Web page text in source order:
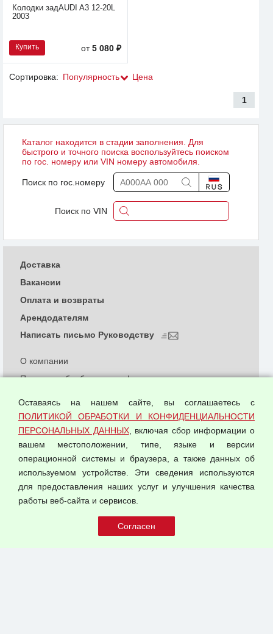
Колодки задAUDI A3 12-20L
2003
Купить от5 080 ₽
Сортировка: Популярность Цена
1
Каталог находится в стадии заполнения. Для
быстрого и точного поиска воспользуйтесь поиском
по гос. номеру или VIN номеру автомобиля.
Поиск по гос.номеру
Поиск по VIN
© 2026 ООО "Феникс"
О компании
Политика обработки и конфиденциальности
Согласием на обработку персональных данных
Оферта оптовой купли-продажи
Публичная оферта
Доставка
Вакансии
Оплата и возвраты
Арендодателям
Написать письмо Руководству
Оставаясь на нашем сайте, вы соглашаетесь с
ПОЛИТИКОЙ ОБРАБОТКИ И КОНФИДЕНЦИАЛЬНОСТИ
ПЕРСОНАЛЬНЫХ ДАННЫХ, включая сбор информации о
вашем местоположении, типе, языке и версии
операционной системы и браузера, а также данных об
используемом устройстве. Эти сведения используются
для предоставления наших услуг и улучшения качества
работы веб-сайта и сервисов.